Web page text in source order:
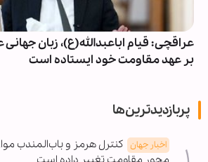
واکنش کاریکاتوریست یمنی به امضای
پربازدیدترین‌ها
اخبار جهان کنترل هرمز و باب‌المندب